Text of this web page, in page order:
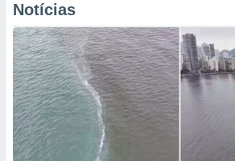
Notícias